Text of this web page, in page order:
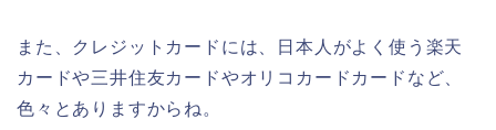
また、クレジットカードには、日本人がよく使う楽天
カードや三井住友カードやオリコカードカードなど、
色々とありますからね。